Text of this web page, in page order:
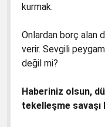
kurmak.
Onlardan borç alan
verir. Sevgili
değil mi?
Haberiniz olsun,
tekelleşme savaşı